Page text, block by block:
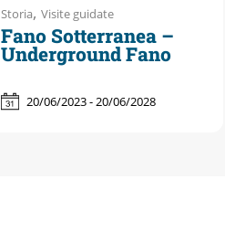
Storia, Visite guidate
Fano Sotterranea –
Underground Fano
20/06/2023 - 20/06/2028